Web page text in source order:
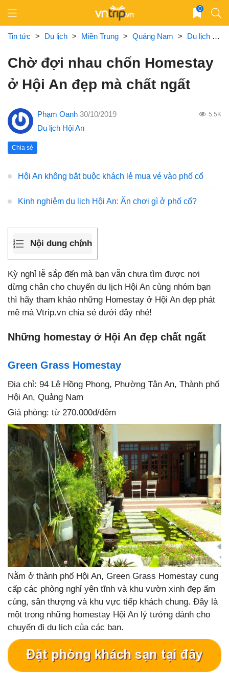
content
0
Tin tức > Du lịch > Miền Trung > Quảng Nam > Du lịch Hội An
Chờ đợi nhau chốn Homestay
ở Hội An đẹp mà chất ngất
Phạm Oanh 30/10/2019 5.5K
Du lịch Hội An
Chia sẻ
Hội An không bắt buộc khách lẻ mua vé vào phố cổ
Kinh nghiệm du lịch Hội An: Ăn chơi gì ở phố cổ?
Nội dung chính
Kỳ nghỉ lễ sắp đến mà bạn vẫn chưa tìm được nơi
dừng chân cho chuyến du lịch Hội An cùng nhóm bạn
thì hãy tham khảo những Homestay ở Hội An đẹp phát
mê mà Vtrip.vn chia sẻ dưới đây nhé!
Những homestay ở Hội An đẹp chất ngất
Green Grass Homestay
Địa chỉ: 94 Lê Hồng Phong, Phường Tân An, Thành phố
Hội An, Quảng Nam
Giá phòng: từ 270.000đ/đêm
Nằm ở thành phố Hội An, Green Grass Homestay cung
cấp các phòng nghỉ yên tĩnh và khu vườn xinh đẹp ấm
cúng, sân thượng và khu vực tiếp khách chung. Đây là
một trong những homestay Hội An lý tưởng dành cho
chuyến đi du lịch của các bạn.